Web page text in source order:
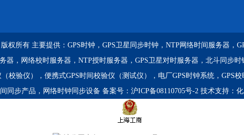
权所有 主要提供： GPS时钟，GPS卫星同步时钟，NTP网络时间服务器，
器，网络校时服务器，NTP授时服务器，GPS卫星对时服务器，北斗同步
校验仪），便携式GPS时间校验仪（测试仪），电厂GPS时钟系统，GPS
同步产品，网络时钟同步设备 备案号： 沪ICP备08110705号-2技术支持：